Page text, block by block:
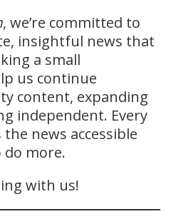
, we’re committed to
insightful news that
a small
us continue
content, expanding
independent. Every
news accessible
do more.
with us!